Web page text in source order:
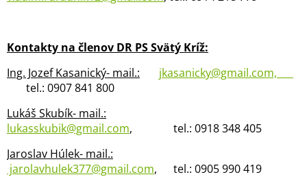
Kontakty na členov DR PS Svätý Kríž:
Ing. Jozef Kasanický- mail.:
jkasanicky@gmail.com,
tel.: 0907 841 800
Lukáš Skubík- mail.:
lukasskubik@gmail.com, tel.: 0918 348 405
Jaroslav Húlek- mail.:
jarolavhulek377@gmail.com, tel.: 0905 990 419